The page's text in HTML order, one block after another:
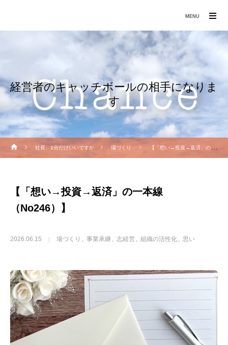
経営者のキャッチボールの相手になりま
す
社長、1分だけいいですか 場づくり 【「想い→投資→返済」の一本線（No246）】
【「想い→投資→返済」の一本線
（No246）】
2026.06.15 場づくり 事業承継 志経営 組織の活性化 思い
MENU